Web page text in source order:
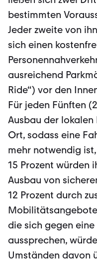
bestimmten
Jeder zweite von
sich einen
ausreichend
Ride“) vor den
Für jeden Fünften
Ausbau der
Ort, sodass eine
mehr notwendig
15 Prozent würden
Ausbau von
12 Prozent durch
die sich gegen eine
aussprechen,
Umständen davon